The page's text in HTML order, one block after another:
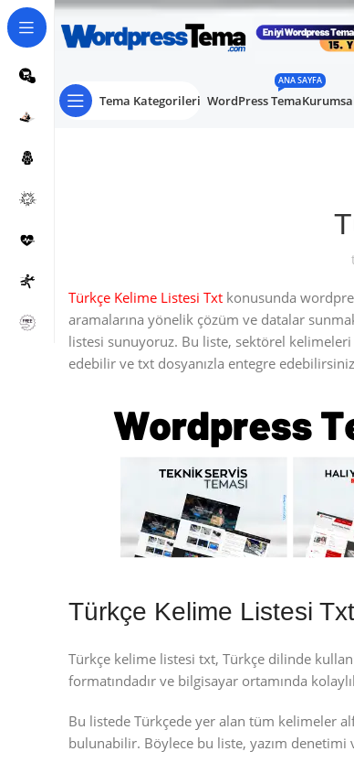
Tema Kategorileri WordPress Tema
ANA SAYFA
Türkçe Kelime Listesi Txt konusunda
aramalarına yönelik çözüm ve datalar
listesi sunuyoruz. Bu liste, sektörel
edebilir ve txt dosyanızla entegre
Türkçe Kelime Listesi Txt
Türkçe kelime listesi txt, Türkçe dilinde
formatındadır ve bilgisayar ortamında
Bu listede Türkçede yer alan tüm kelimeler
bulunabilir. Böylece bu liste, yazım